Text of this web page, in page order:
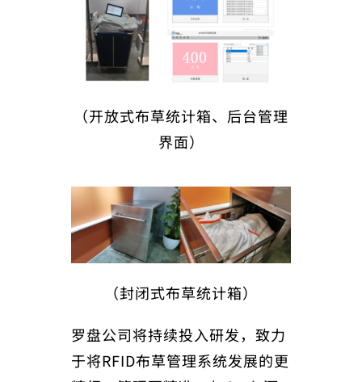
（开放式布草统计箱、后台管理
界面）
（封闭式布草统计箱）
罗盘公司将持续投入研发，致力
于将RFID布草管理系统发展的更